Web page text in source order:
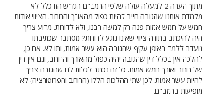
מתוך הערה 2 למעלה עולה שלפי הרמב"ם הגז"ש הזו כלל לא
מלמדת אותנו שהגובה חייב להיות כפול מהאורך והרוחב. הציווי אודות
חמש על חמש אמות פנה רק למשה רבנו, ולא לדורות. מדוע צריך
היה להיכתב בתורה ציווי שאינו נוגע לדורות? מסתבר שכתיבתו
נועדה ללמד באופן עקיף שהגובה הוא עשר אמות, ותו לא. אם כן,
להלכה אין בכלל דין שהגובה יהיה כפול מהאורך והרוחב, וגם אין דין
של רוחב ואורך חמש אמות. כל זה נכתב לגלות לנו שהגובה צריך
להיות עשר אמות. לכן שתי ההלכות הללו (הרוחב והפרופורציה) לא
מופיעות ברמב"ם.